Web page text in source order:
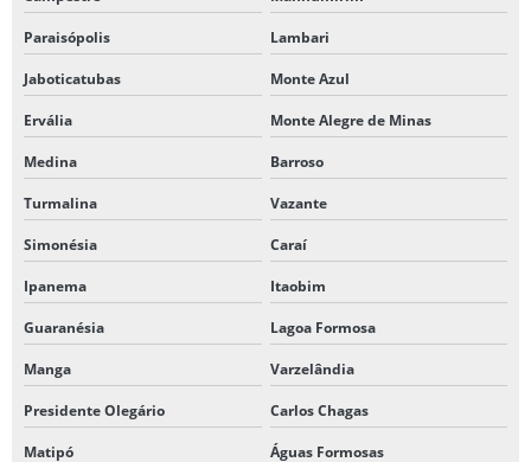
Paraisópolis Lambari
Jaboticatubas Monte Azul
Ervália Monte Alegre de Minas
Medina Barroso
Turmalina Vazante
Simonésia Caraí
Ipanema Itaobim
Guaranésia Lagoa Formosa
Manga Varzelândia
Presidente Olegário Carlos Chagas
Matipó Águas Formosas